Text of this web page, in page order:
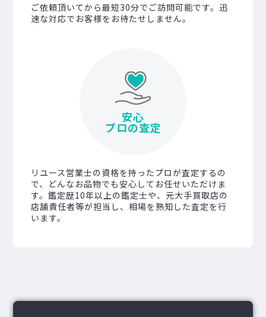
ご依頼頂いてから最短30分でご訪問可能です。迅
速な対応でお客様をお待たせしません。
安心
プロの査定
リユース営業士の資格を持ったプロが査定するの
で、どんなお品物でも安心してお任せいただけま
す。鑑定歴10年以上の鑑定士や、元大手買取店の
店舗責任者等が担当し、相場を熟知した査定を行
います。